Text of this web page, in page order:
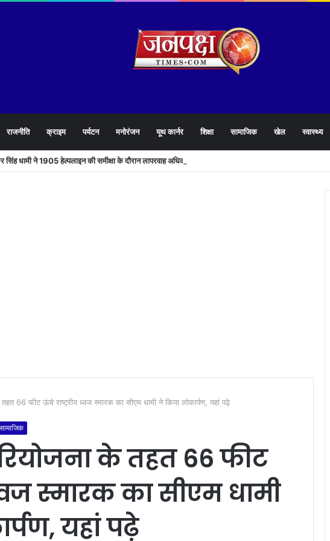
राजनीति क्राइम पर्यटन मनोरंजन यूथ कार्नर शिक्षा सामाजिक खेल स्वास्थ्य
सिंह धामी ने 1905 हेल्पलाइन की समीक्षा के दौरान लापरवाह अधिकारियों को लगाई फटकार
तहत 66 फीट ऊंचे राष्ट्रीय ध्वज स्मारक का सीएम धामी ने किया लोकार्पण, यहां पढ़े
सामाजिक
के तहत 66 फीट
स्मारक का सीएम धामी
यहां पढ़े